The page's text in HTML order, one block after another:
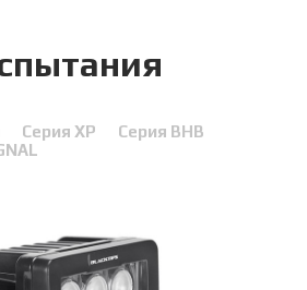
Серия XP
Серия BHB